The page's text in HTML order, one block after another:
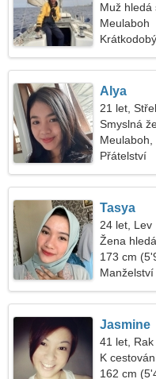
Muž hledá
Meulaboh
Alya
21 let,
Smyslná
Přátelství
Tasya
24 let, Lev
Žena
173 cm
Manželství
Jasmine
41 let, Rak
K
162 cm